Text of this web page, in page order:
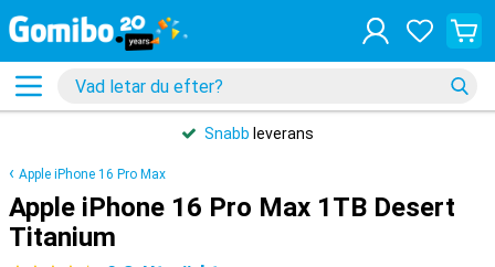
Snabb leverans
Apple iPhone 16 Pro Max
Apple iPhone 16 Pro Max 1TB Desert
Titanium